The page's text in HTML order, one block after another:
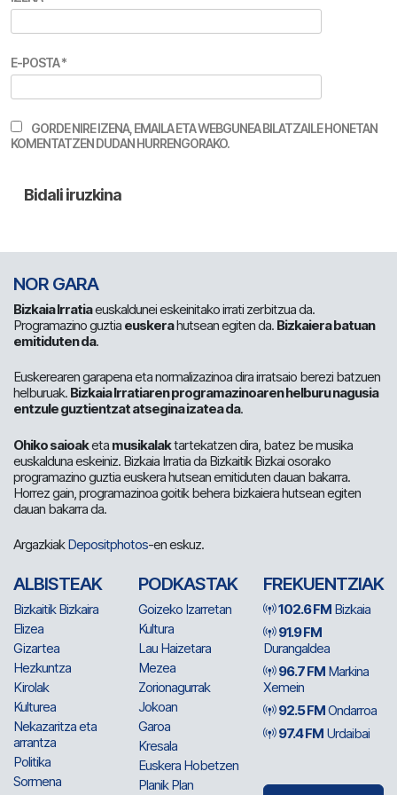
E-POSTA*
GORDE NIRE IZENA, EMAILA ETA WEBGUNEA BILATZAILE HONETAN
KOMENTATZEN DUDAN HURRENGORAKO.
NOR GARA
Bizkaia Irratiaeuskaldunei eskeinitako irrati zerbitzua da.
Programazino guztia euskerahutsean egiten da. Bizkaiera batuan
emitiduten da.
Euskerearen garapena eta normalizazinoa dira irratsaio berezi batzuen
helburuak. Bizkaia Irratiaren programazinoaren helburu nagusia
entzule guztientzat atsegina izatea da.
Ohiko saioaketa musikalaktartekatzen dira, batez be musika
euskalduna eskeiniz. Bizkaia Irratia da Bizkaitik Bizkai osorako
programazino guztia euskera hutsean emitiduten dauan bakarra.
Horrez gain, programazinoa goitik behera bizkaiera hutsean egiten
dauan bakarra da.
ArgazkiakDepositphotos-en eskuz.
ALBISTEAK
Bizkaitik Bizkaira
Elizea
Gizartea
Hezkuntza
Kirolak
Kulturea
Nekazaritza eta
arrantza
Politika
Sormena
PODKASTAK
Goizeko Izarretan
Kultura
Lau Haizetara
Mezea
Zorionagurrak
Jokoan
Garoa
Kresala
Euskera Hobetzen
Planik Plan
FREKUENTZIAK
102.6 FM Bizkaia
91.9 FM
Durangaldea
96.7 FM Markina
Xemein
92.5 FMOndarroa
97.4 FM Urdaibai